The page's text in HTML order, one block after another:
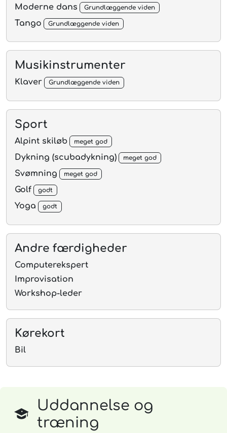
Moderne dans Grundlæggende viden
Tango Grundlæggende viden
Musikinstrumenter
Klaver Grundlæggende viden
Sport
Alpint skiløb meget god
Dykning (scubadykning) meget god
Svømning meget god
Golf godt
Yoga godt
Andre færdigheder
Computerekspert
Improvisation
Workshop-leder
Kørekort
Bil
Uddannelse og
træning